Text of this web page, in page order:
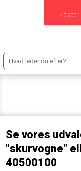
40 500
Se vores
"skurvogne"
40500100